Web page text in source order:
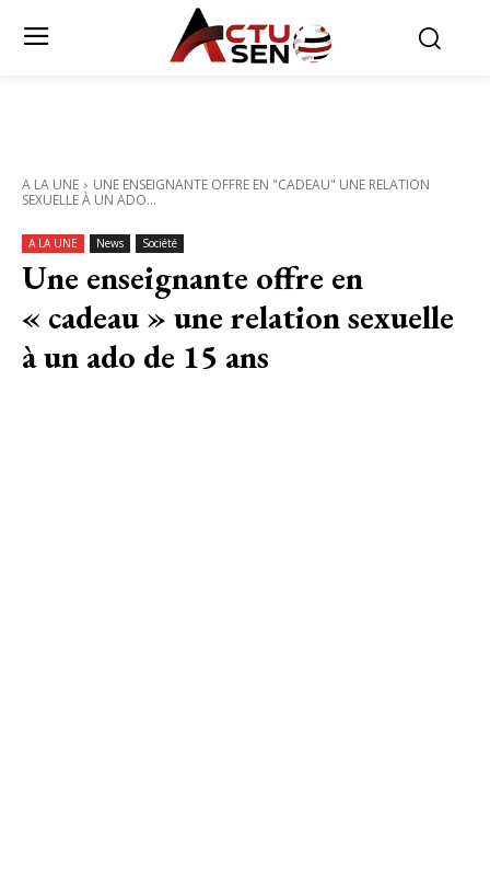
A LA UNE
UNE ENSEIGNANTE OFFRE EN "CADEAU" UNE RELATION
SEXUELLE À UN ADO...
A LA UNE News Société
Une enseignante offre en
« cadeau » une relation sexuelle
à un ado de 15 ans